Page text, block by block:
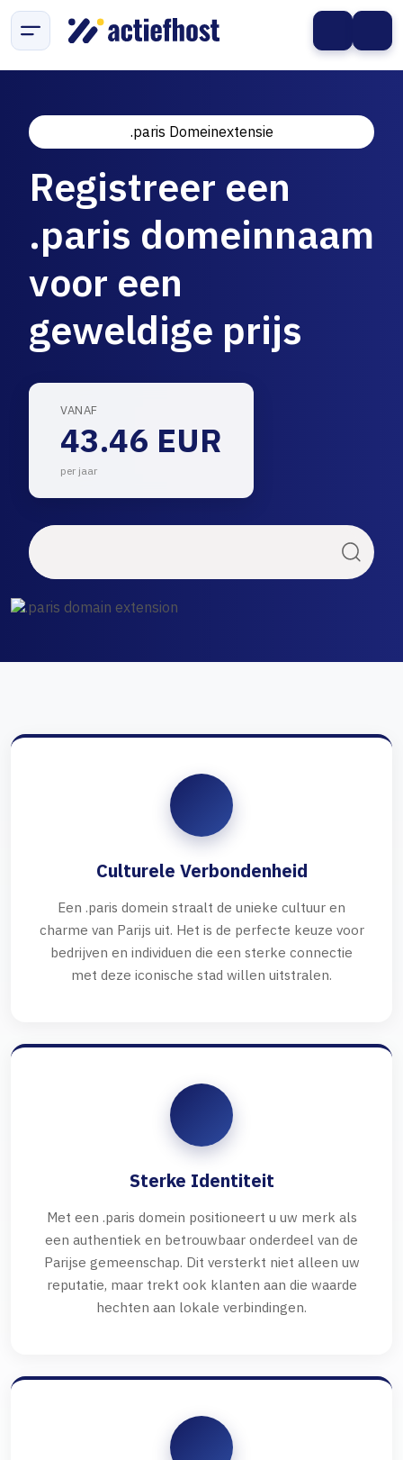
.paris Domeinextensie
Registreer een
.paris domeinnaam
voor een
geweldige prijs
VANAF
43.46 EUR
per jaar
Culturele Verbondenheid
Een .paris domein straalt de unieke cultuur en
charme van Parijs uit. Het is de perfecte keuze voor
bedrijven en individuen die een sterke connectie
met deze iconische stad willen uitstralen.
Sterke Identiteit
Met een .paris domein positioneert u uw merk als
een authentiek en betrouwbaar onderdeel van de
Parijse gemeenschap. Dit versterkt niet alleen uw
reputatie, maar trekt ook klanten aan die waarde
hechten aan lokale verbindingen.